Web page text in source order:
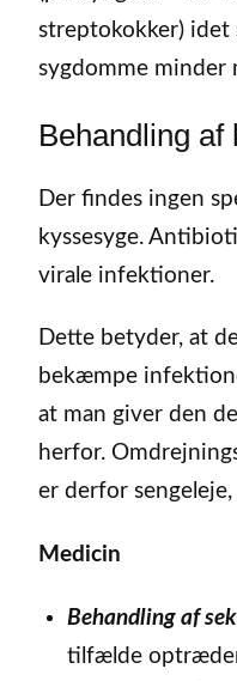
streptokokker) idet
sygdomme minder
Behandling af
Der findes ingen
kyssesyge.
virale infektioner.
Dette betyder, at
bekæmpe
at man giver den
herfor.
er derfor
Medicin
Behandling af
tilfælde optræder